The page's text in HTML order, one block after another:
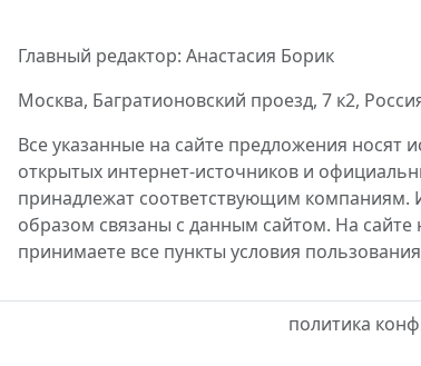
Главный редактор: Анастасия Борик
Москва, Багратионовский проезд, 7 к2,
Все указанные на сайте предложения
открытых интернет-источников и
принадлежат соответствующим компаниям.
образом связаны с данным сайтом. На
принимаете все пункты условия
политика